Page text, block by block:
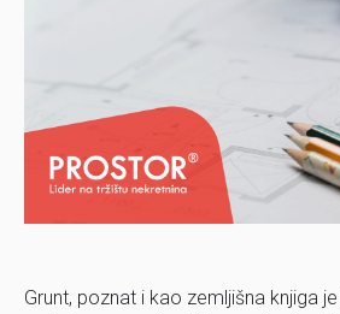
Grunt, poznat i kao zemljišna knjiga